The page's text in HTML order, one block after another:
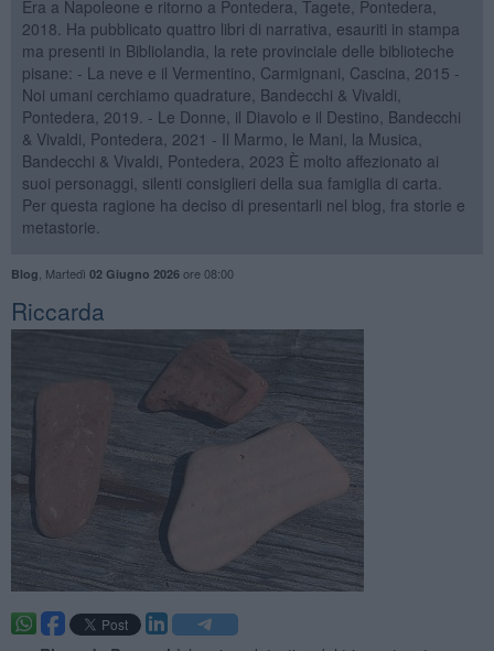
Era a Napoleone e ritorno a Pontedera, Tagete, Pontedera,
2018. Ha pubblicato quattro libri di narrativa, esauriti in stampa
ma presenti in Bibliolandia, la rete provinciale delle biblioteche
pisane: - La neve e il Vermentino, Carmignani, Cascina, 2015 -
Noi umani cerchiamo quadrature, Bandecchi & Vivaldi,
Pontedera, 2019. - Le Donne, il Diavolo e il Destino, Bandecchi
& Vivaldi, Pontedera, 2021 - Il Marmo, le Mani, la Musica,
Bandecchi & Vivaldi, Pontedera, 2023 È molto affezionato ai
suoi personaggi, silenti consiglieri della sua famiglia di carta.
Per questa ragione ha deciso di presentarli nel blog, fra storie e
metastorie.
Blog Martedì 02 Giugno 2026ore 08:00
Riccarda